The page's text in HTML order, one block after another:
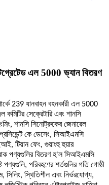
এল 5000 ভ্যান বিতরণ
239 যানবাহন বহনকারী এল 5000
কমিটির সেক্রেটারি এবং শানসি
শানসি সিনোট্রুকের জেনারেল
কে ডেসেং, সিআইএমসি
টিয়ান ফেং, গুয়াংহু হুয়ার
পণ্যগুলির বিতরণ হ'ল সিআইএমসি
পরিবহণের শর্তগুলির গতি গোষ্ঠী
স্থিতিশীল এবং নির্ভরযোগ্য,